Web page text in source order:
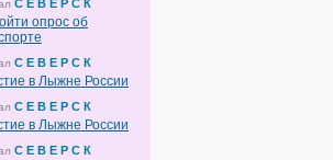
С Е В Е Р С К
опрос об
С Е В Е Р С К
в Лыжне России
С Е В Е Р С К
в Лыжне России
С Е В Е Р С К